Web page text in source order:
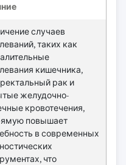
случаев
таких как
кишечника,
рак и
желудочно-
кровотечения,
повышает
в современных
что